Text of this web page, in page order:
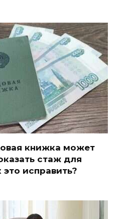
книжка может
стаж для
исправить?